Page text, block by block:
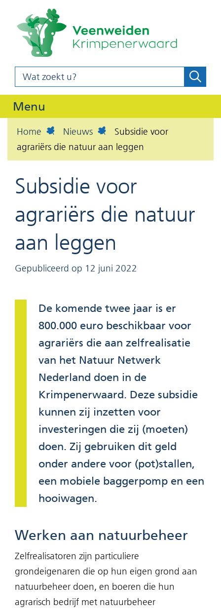
naar
de
o
Wat
zoekt
u?
Menu
Home Nieuws
Subsidie voor
agrariërs die natuur aan leggen
Subsidie voor
agrariërs die natuur
aan leggen
Gepubliceerd op 12 juni 2022
De komende twee jaar is er
800.000 euro beschikbaar voor
agrariërs die aan zelfrealisatie
van het Natuur Netwerk
Nederland doen in de
Krimpenerwaard. Deze subsidie
kunnen zij inzetten voor
investeringen die zij (moeten)
doen. Zij gebruiken dit geld
onder andere voor (pot)stallen,
een mobiele baggerpomp en een
hooiwagen.
Werken aan natuurbeheer
Zelfrealisatoren zijn particuliere
grondeigenaren die op hun eigen grond aan
natuurbeheer doen, en boeren die hun
agrarisch bedrijf met natuurbeheer